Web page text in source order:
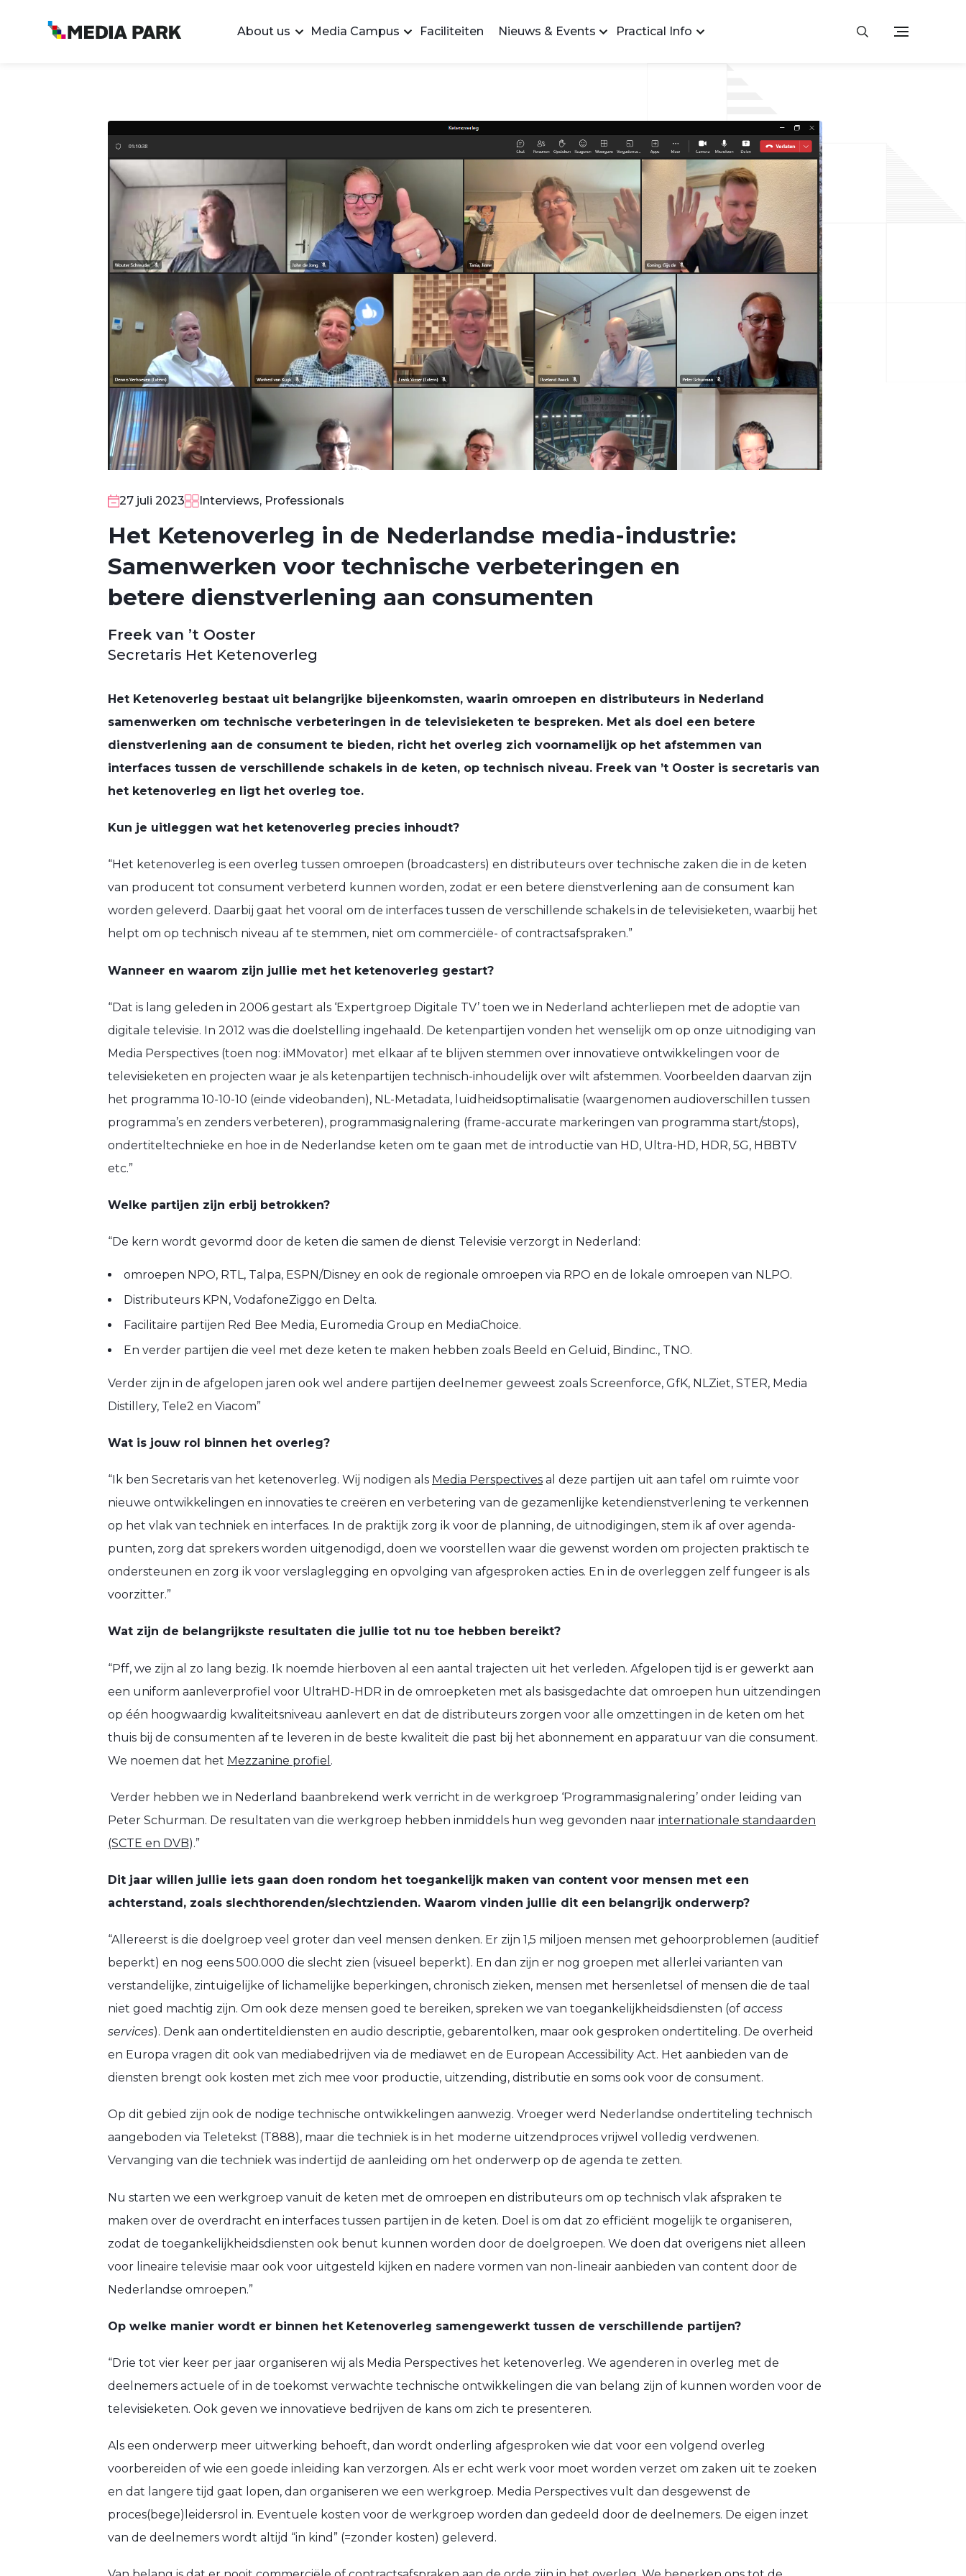
About us Media Campus Faciliteiten Nieuws & Events Practical Info
27 juli 2023 Interviews, Professionals
Het Ketenoverleg in de Nederlandse media-industrie:
Samenwerken voor technische verbeteringen en
betere dienstverlening aan consumenten
Freek van ’t Ooster
Secretaris Het Ketenoverleg
Het Ketenoverleg bestaat uit belangrijke bijeenkomsten, waarin omroepen en distributeurs in Nederland
samenwerken om technische verbeteringen in de televisieketen te bespreken. Met als doel een betere
dienstverlening aan de consument te bieden, richt het overleg zich voornamelijk op het afstemmen van
interfaces tussen de verschillende schakels in de keten, op technisch niveau. Freek van ’t Ooster is secretaris van
het ketenoverleg en ligt het overleg toe.
Kun je uitleggen wat het ketenoverleg precies inhoudt?
“Het ketenoverleg is een overleg tussen omroepen (broadcasters) en distributeurs over technische zaken die in de keten
van producent tot consument verbeterd kunnen worden, zodat er een betere dienstverlening aan de consument kan
worden geleverd. Daarbij gaat het vooral om de interfaces tussen de verschillende schakels in de televisieketen, waarbij het
helpt om op technisch niveau af te stemmen, niet om commerciële- of contractsafspraken.”
Wanneer en waarom zijn jullie met het ketenoverleg gestart?
“Dat is lang geleden in 2006 gestart als ‘Expertgroep Digitale TV’ toen we in Nederland achterliepen met de adoptie van
digitale televisie. In 2012 was die doelstelling ingehaald. De ketenpartijen vonden het wenselijk om op onze uitnodiging van
Media Perspectives (toen nog: iMMovator) met elkaar af te blijven stemmen over innovatieve ontwikkelingen voor de
televisieketen en projecten waar je als ketenpartijen technisch-inhoudelijk over wilt afstemmen. Voorbeelden daarvan zijn
het programma 10-10-10 (einde videobanden), NL-Metadata, luidheidsoptimalisatie (waargenomen audioverschillen tussen
programma’s en zenders verbeteren), programmasignalering (frame-accurate markeringen van programma start/stops),
ondertiteltechnieke en hoe in de Nederlandse keten om te gaan met de introductie van HD, Ultra-HD, HDR, 5G, HBBTV
etc.”
Welke partijen zijn erbij betrokken?
“De kern wordt gevormd door de keten die samen de dienst Televisie verzorgt in Nederland:
omroepen NPO, RTL, Talpa, ESPN/Disney en ook de regionale omroepen via RPO en de lokale omroepen van NLPO.
Distributeurs KPN, VodafoneZiggo en Delta.
Facilitaire partijen Red Bee Media, Euromedia Group en MediaChoice.
En verder partijen die veel met deze keten te maken hebben zoals Beeld en Geluid, Bindinc., TNO.
Verder zijn in de afgelopen jaren ook wel andere partijen deelnemer geweest zoals Screenforce, GfK, NLZiet, STER, Media
Distillery, Tele2 en Viacom”
Wat is jouw rol binnen het overleg?
“Ik ben Secretaris van het ketenoverleg. Wij nodigen als Media Perspectives al deze partijen uit aan tafel om ruimte voor
nieuwe ontwikkelingen en innovaties te creëren en verbetering van de gezamenlijke ketendienstverlening te verkennen
op het vlak van techniek en interfaces. In de praktijk zorg ik voor de planning, de uitnodigingen, stem ik af over agenda-
punten, zorg dat sprekers worden uitgenodigd, doen we voorstellen waar die gewenst worden om projecten praktisch te
ondersteunen en zorg ik voor verslaglegging en opvolging van afgesproken acties. En in de overleggen zelf fungeer is als
voorzitter.”
Wat zijn de belangrijkste resultaten die jullie tot nu toe hebben bereikt?
“Pff, we zijn al zo lang bezig. Ik noemde hierboven al een aantal trajecten uit het verleden. Afgelopen tijd is er gewerkt aan
een uniform aanleverprofiel voor UltraHD-HDR in de omroepketen met als basisgedachte dat omroepen hun uitzendingen
op één hoogwaardig kwaliteitsniveau aanlevert en dat de distributeurs zorgen voor alle omzettingen in de keten om het
thuis bij de consumenten af te leveren in de beste kwaliteit die past bij het abonnement en apparatuur van die consument.
We noemen dat het Mezzanine profiel .
Verder hebben we in Nederland baanbrekend werk verricht in de werkgroep ‘Programmasignalering’ onder leiding van
Peter Schurman. De resultaten van die werkgroep hebben inmiddels hun weg gevonden naar internationale standaarden
(SCTE en DVB).”
Dit jaar willen jullie iets gaan doen rondom het toegankelijk maken van content voor mensen met een
achterstand, zoals slechthorenden/slechtzienden. Waarom vinden jullie dit een belangrijk onderwerp?
“Allereerst is die doelgroep veel groter dan veel mensen denken. Er zijn 1,5 miljoen mensen met gehoorproblemen (auditief
beperkt) en nog eens 500.000 die slecht zien (visueel beperkt). En dan zijn er nog groepen met allerlei varianten van
verstandelijke, zintuigelijke of lichamelijke beperkingen, chronisch zieken, mensen met hersenletsel of mensen die de taal
niet goed machtig zijn. Om ook deze mensen goed te bereiken, spreken we van toegankelijkheidsdiensten (of access
services). Denk aan ondertiteldiensten en audio descriptie, gebarentolken, maar ook gesproken ondertiteling. De overheid
en Europa vragen dit ook van mediabedrijven via de mediawet en de European Accessibility Act. Het aanbieden van de
diensten brengt ook kosten met zich mee voor productie, uitzending, distributie en soms ook voor de consument.
Op dit gebied zijn ook de nodige technische ontwikkelingen aanwezig. Vroeger werd Nederlandse ondertiteling technisch
aangeboden via Teletekst (T888), maar die techniek is in het moderne uitzendproces vrijwel volledig verdwenen.
Vervanging van die techniek was indertijd de aanleiding om het onderwerp op de agenda te zetten.
Nu starten we een werkgroep vanuit de keten met de omroepen en distributeurs om op technisch vlak afspraken te
maken over de overdracht en interfaces tussen partijen in de keten. Doel is om dat zo efficiënt mogelijk te organiseren,
zodat de toegankelijkheidsdiensten ook benut kunnen worden door de doelgroepen. We doen dat overigens niet alleen
voor lineaire televisie maar ook voor uitgesteld kijken en nadere vormen van non-lineair aanbieden van content door de
Nederlandse omroepen.”
Op welke manier wordt er binnen het Ketenoverleg samengewerkt tussen de verschillende partijen?
“Drie tot vier keer per jaar organiseren wij als Media Perspectives het ketenoverleg. We agenderen in overleg met de
deelnemers actuele of in de toekomst verwachte technische ontwikkelingen die van belang zijn of kunnen worden voor de
televisieketen. Ook geven we innovatieve bedrijven de kans om zich te presenteren.
Als een onderwerp meer uitwerking behoeft, dan wordt onderling afgesproken wie dat voor een volgend overleg
voorbereiden of wie een goede inleiding kan verzorgen. Als er echt werk voor moet worden verzet om zaken uit te zoeken
en dat langere tijd gaat lopen, dan organiseren we een werkgroep. Media Perspectives vult dan desgewenst de
proces(bege)leidersrol in. Eventuele kosten voor de werkgroep worden dan gedeeld door de deelnemers. De eigen inzet
van de deelnemers wordt altijd “in kind” (=zonder kosten) geleverd.